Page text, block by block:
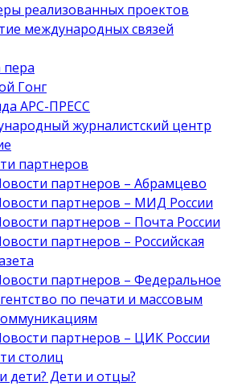
реализованных проектов
международных связей
Гонг
АРС-ПРЕСС
журналистский центр
партнеров
партнеров – Абрамцево
партнеров – МИД России
партнеров – Почта России
партнеров – Российская
партнеров – Федеральное
по печати и массовым
партнеров – ЦИК России
столиц
дети? Дети и отцы?